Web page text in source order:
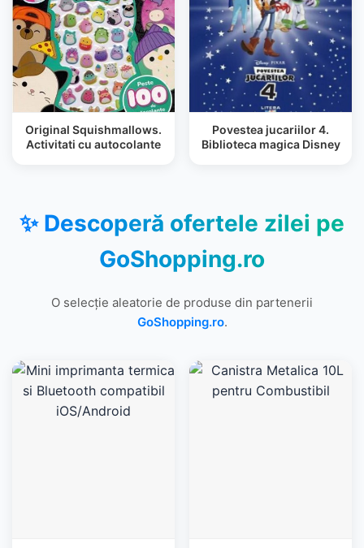
Original Squishmallows.
Activitati cu autocolante
Povestea jucariilor 4.
Biblioteca magica Disney
✨ Descoperă ofertele zilei pe
GoShopping.ro
O selecție aleatorie de produse din partenerii
GoShopping.ro.